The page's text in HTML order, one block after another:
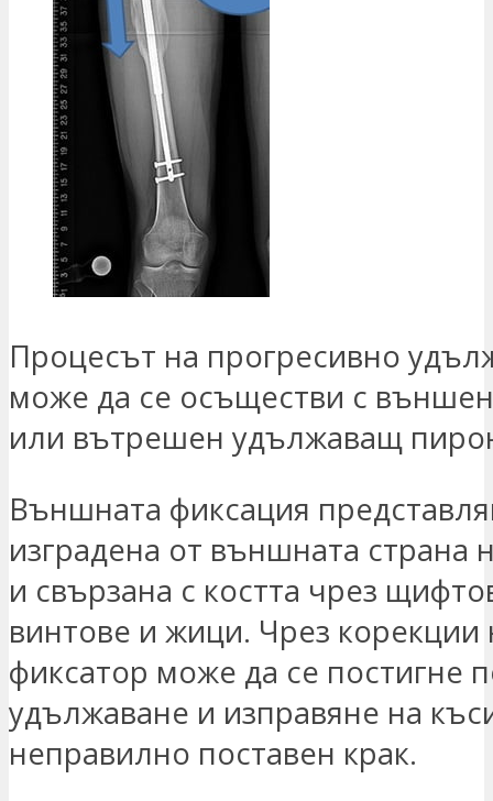
Процесът на прогресивно
може да се осъществи с
или вътрешен удължаващ
Външната фиксация
изградена от външната страна
и свързана с костта чрез
винтове и жици. Чрез
фиксатор може да се постигне
удължаване и изправяне на
неправилно поставен крак.